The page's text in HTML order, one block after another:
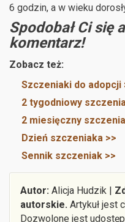
6 godzin, a w wieku
Spodobał Ci się
komentarz!
Zobacz też:
Szczeniaki do adopcji
2 tygodniowy
2 miesięczny
Dzień szczeniaka >>
Sennik szczeniak >>
Autor: Alicja Hudzik |
autorskie. Artykuł jest
Dozwolone jest